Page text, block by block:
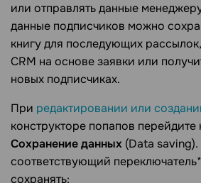
или отправлять данные
данные подписчиков можно
книгу для последующих
CRM на основе заявки или
новых подписчиках.
При редактировании или
конструкторе попапов перейдите
Сохранение данных (Data
соответствующий
сохранять: